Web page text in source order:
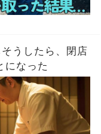
うしたら、閉店
になった